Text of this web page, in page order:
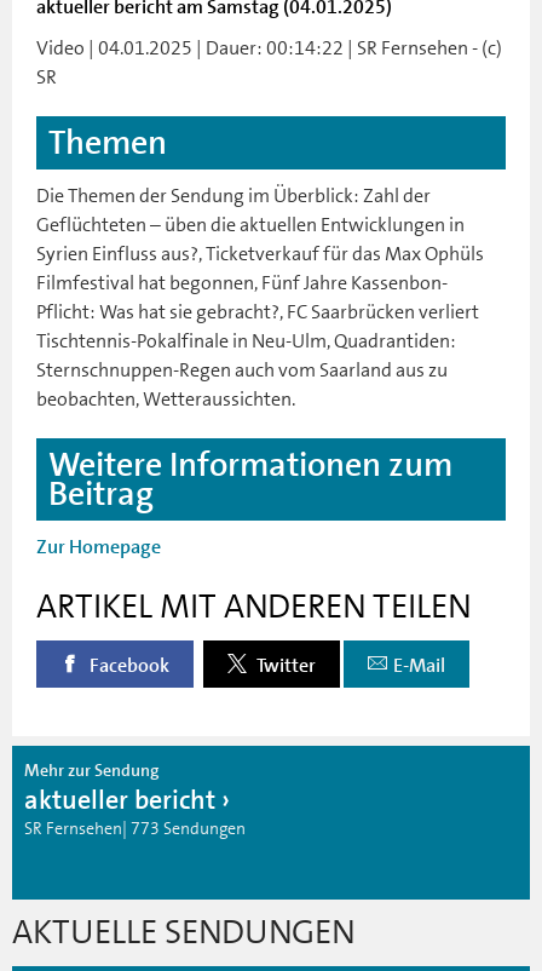
aktueller bericht am Samstag (04.01.2025)
Video | 04.01.2025 | Dauer: 00:14:22 | SR Fernsehen - (c)
SR
Themen
Die Themen der Sendung im Überblick: Zahl der
Geflüchteten – üben die aktuellen Entwicklungen in
Syrien Einfluss aus?, Ticketverkauf für das Max Ophüls
Filmfestival hat begonnen, Fünf Jahre Kassenbon-
Pflicht: Was hat sie gebracht?, FC Saarbrücken verliert
Tischtennis-Pokalfinale in Neu-Ulm, Quadrantiden:
Sternschnuppen-Regen auch vom Saarland aus zu
beobachten, Wetteraussichten.
Weitere Informationen zum
Beitrag
Zur Homepage
ARTIKEL MIT ANDEREN TEILEN
Facebook Twitter E-Mail
Mehr zur Sendung
aktueller bericht
SR Fernsehen| 773 Sendungen
AKTUELLE SENDUNGEN